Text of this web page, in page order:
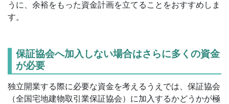
うに、余裕をもった資金計画を立てることをおすすめしま
す。
保証協会へ加入しない場合はさらに多くの資金
が必要
独立開業する際に必要な資金を考えるうえでは、保証協会
（全国宅地建物取引業保証協会）に加入するかどうかが極